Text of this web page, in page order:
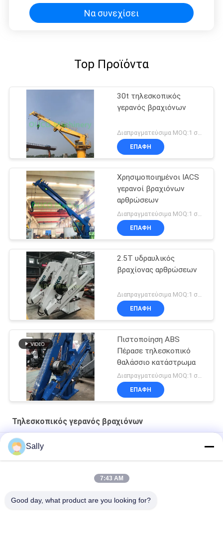
Να συνεχίσει
Top Προϊόντα
30t τηλεσκοπικός
γερανός βραχιόνων
ΕΠΑΦΉ
Χρησιμοποιημένοι IACS
γερανοί βραχιόνων
αρθρώσεων
ΕΠΑΦΉ
2.5T υδραυλικός
βραχίονας αρθρώσεων
Διαπραγματεύσιμα MOQ:1 σύνολο
ΕΠΑΦΉ
Πιστοποίηση ABS
Πέρασε τηλεσκοπικό
θαλάσσιο κατάστρωμα
Διαπραγματεύσιμα MOQ:1 σύνολο
ΕΠΑΦΉ
Τηλεσκοπικός γερανός βραχιόνων
Γερανός ηλεκτρικού μηχανοστασίου 10 τόνων για πλοίο
Υδραυλικός Τηλεσκοπικός Γερανός Αποβάθρας 12T10M
Θαλάσσιο υδραυλικό 3t 30m άσπρος τηλεσκοπικός γερανός
Sally
7:43 AM
Good day, what product are you looking for?